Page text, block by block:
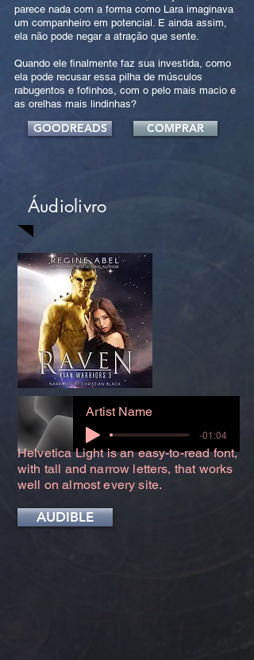
parece nada com a forma como Lara imaginava
um companheiro em potencial. E ainda assim,
ela não pode negar a atração que sente.
Quando ele finalmente faz sua investida, como
ela pode recusar essa pilha de músculos
rabugentos e fofinhos, com o pelo mais macio e
as orelhas mais lindinhas?
GOODREADS COMPRAR
Áudiolivro
Artist Name
-01:04
Helvetica Light is an easy-to-read font,
with tall and narrow letters, that works
well on almost every site.
AUDIBLE